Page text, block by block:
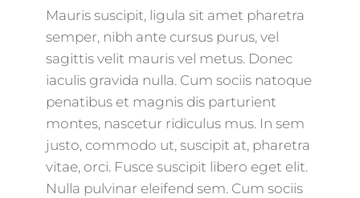
Mauris suscipit, ligula sit amet pharetra
semper, nibh ante cursus purus, vel
sagittis velit mauris vel metus. Donec
iaculis gravida nulla. Cum sociis natoque
penatibus et magnis dis parturient
montes, nascetur ridiculus mus. In sem
justo, commodo ut, suscipit at, pharetra
vitae, orci. Fusce suscipit libero eget elit.
Nulla pulvinar eleifend sem. Cum sociis